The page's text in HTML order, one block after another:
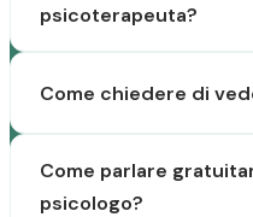
psicoterapeuta?
Come chiedere di
Come parlare
psicologo?